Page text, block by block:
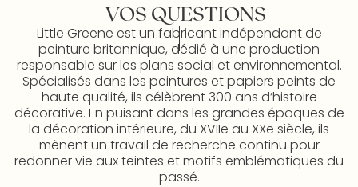
VOS QUESTIONS
Little Greene est un fabricant indépendant de
peinture britannique, dédié à une production
responsable sur les plans social et environnemental.
Spécialisés dans les peintures et papiers peints de
haute qualité, ils célèbrent 300 ans d’histoire
décorative. En puisant dans les grandes époques de
la décoration intérieure, du XVIIe au XXe siècle, ils
mènent un travail de recherche continu pour
redonner vie aux teintes et motifs emblématiques du
passé.